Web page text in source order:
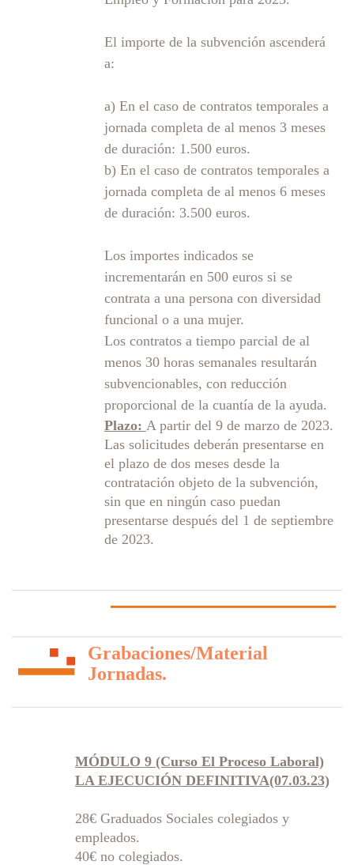
El importe de la subvención ascenderá
a:
a) En el caso de contratos temporales a
jornada completa de al menos 3 meses
de duración: 1.500 euros.
b) En el caso de contratos temporales a
jornada completa de al menos 6 meses
de duración: 3.500 euros.
Los importes indicados se
incrementarán en 500 euros si se
contrata a una persona con diversidad
funcional o a una mujer.
Los contratos a tiempo parcial de al
menos 30 horas semanales resultarán
subvencionables, con reducción
proporcional de la cuantía de la ayuda.
Plazo: A partir del 9 de marzo de 2023.
Las solicitudes deberán presentarse en
el plazo de dos meses desde la
contratación objeto de la subvención,
sin que en ningún caso puedan
presentarse después del 1 de septiembre
de 2023.
Grabaciones/Material
Jornadas.
MÓDULO 9 (Curso El Proceso Laboral)
LA EJECUCIÓN DEFINITIVA(07.03.23)
28€ Graduados Sociales colegiados y
empleados.
40€ no colegiados.